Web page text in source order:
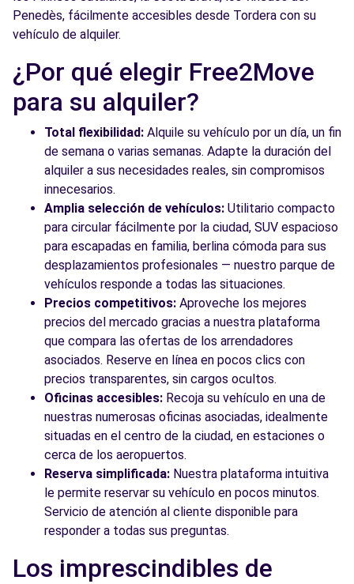
Penedès, fácilmente accesibles desde Tordera con su
vehículo de alquiler.
¿Por qué elegir Free2Move
para su alquiler?
Total flexibilidad: Alquile su vehículo por un día, un fin
de semana o varias semanas. Adapte la duración del
alquiler a sus necesidades reales, sin compromisos
innecesarios.
Amplia selección de vehículos: Utilitario compacto
para circular fácilmente por la ciudad, SUV espacioso
para escapadas en familia, berlina cómoda para sus
desplazamientos profesionales — nuestro parque de
vehículos responde a todas las situaciones.
Precios competitivos: Aproveche los mejores
precios del mercado gracias a nuestra plataforma
que compara las ofertas de los arrendadores
asociados. Reserve en línea en pocos clics con
precios transparentes, sin cargos ocultos.
Oficinas accesibles: Recoja su vehículo en una de
nuestras numerosas oficinas asociadas, idealmente
situadas en el centro de la ciudad, en estaciones o
cerca de los aeropuertos.
Reserva simplificada: Nuestra plataforma intuitiva
le permite reservar su vehículo en pocos minutos.
Servicio de atención al cliente disponible para
responder a todas sus preguntas.
Los imprescindibles de